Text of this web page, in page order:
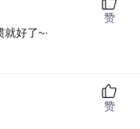
好了~·
赞
赞